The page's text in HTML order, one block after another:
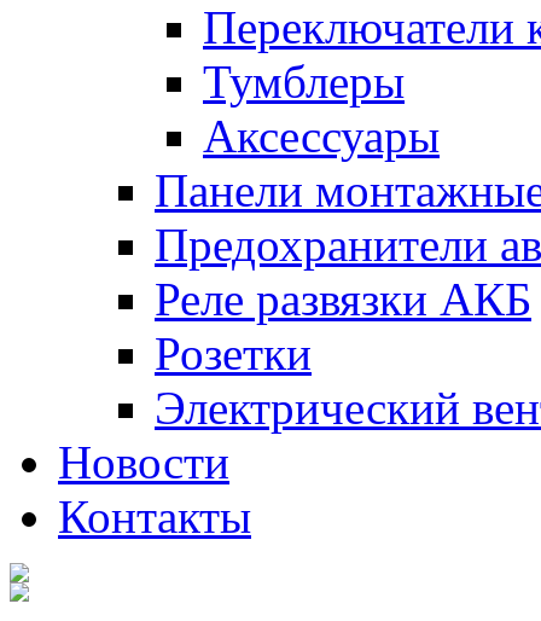
Переключатели
Тумблеры
Аксессуары
Панели
Предохранители
Реле развязки АКБ
Розетки
Электрический
Новости
Контакты